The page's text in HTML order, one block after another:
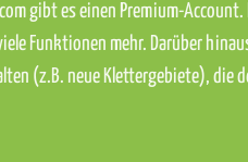
gibt es einen Premium-
Funktionen mehr. Darüber
(z.B. neue Klettergebiete), die